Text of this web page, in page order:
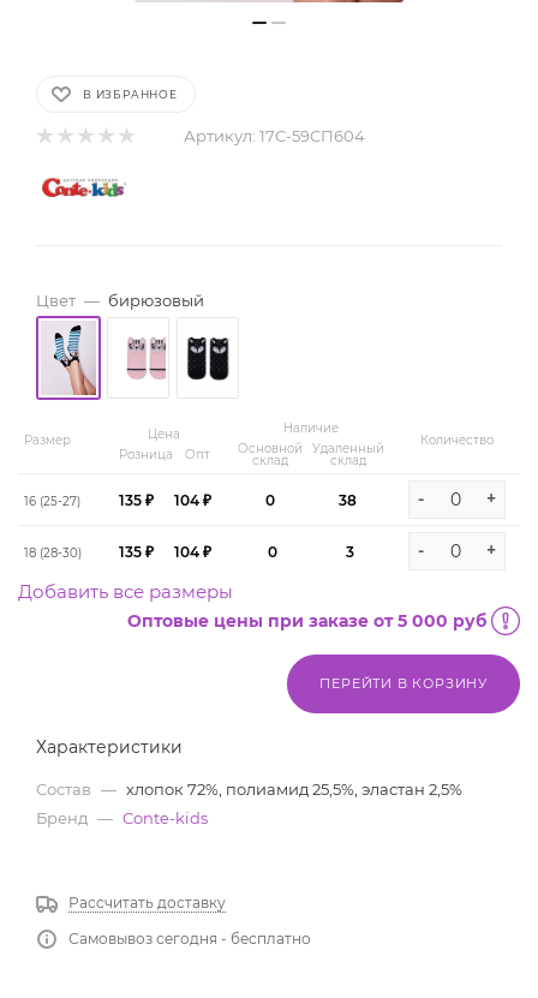
В ИЗБРАННОЕ
Артикул: 17С-59СП604
Цвет — бирюзовый
Размер
Цена
Розница
Опт
Наличие
Основной
склад
Удаленный
склад
Количество
16 (25-27) 135 ₽ 104 ₽ 0 38 - +
18 (28-30) 135 ₽ 104 ₽ 0 3 - +
Добавить все размеры
Оптовые цены при заказе от 5 000 руб
ПЕРЕЙТИ В КОРЗИНУ
Характеристики
Состав — хлопок 72%, полиамид 25,5%, эластан 2,5%
Бренд — Conte-kids
Рассчитать доставку
Самовывоз сегодня - бесплатно